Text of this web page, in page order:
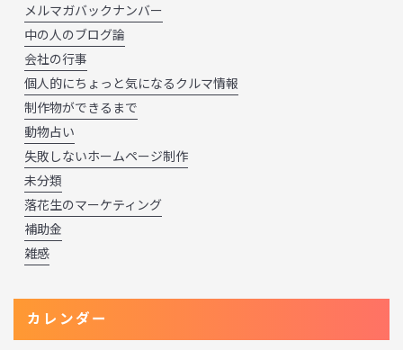
メルマガバックナンバー
中の人のブログ論
会社の行事
個人的にちょっと気になるクルマ情報
制作物ができるまで
動物占い
失敗しないホームページ制作
未分類
落花生のマーケティング
補助金
雑感
カレンダー